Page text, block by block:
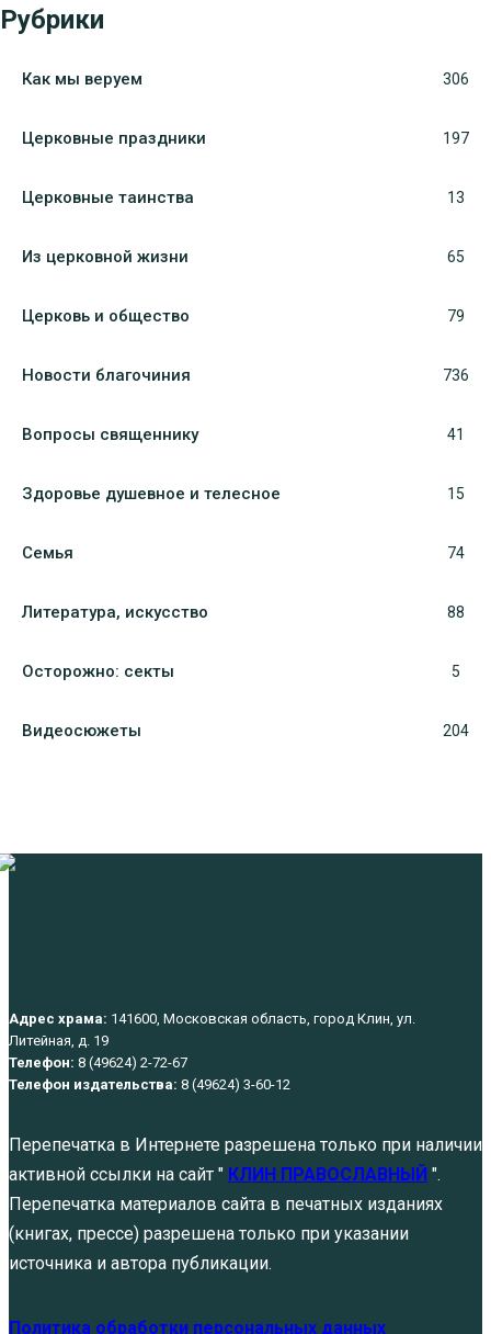
Рубрики
Как мы веруем 306
Церковные праздники 197
Церковные таинства 13
Из церковной жизни 65
Церковь и общество 79
Новости благочиния 736
Вопросы священнику 41
Здоровье душевное и телесное 15
Семья 74
Литература, искуcство 88
Осторожно: секты 5
Видеосюжеты 204
Адрес храма: 141600, Московская область, город Клин, ул.
Литейная, д. 19
Телефон: 8 (49624) 2-72-67
Телефон издательства: 8 (49624) 3-60-12
Перепечатка в Интернете разрешена только при наличии
активной ссылки на сайт " КЛИН ПРАВОСЛАВНЫЙ ".
Перепечатка материалов сайта в печатных изданиях
(книгах, прессе) разрешена только при указании
источника и автора публикации.
Политика обработки персональных данных